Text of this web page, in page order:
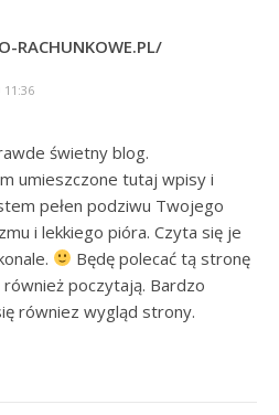
RACHUNKOWE.PL/
11:36
świetny blog.
umieszczone tutaj wpisy i
pełen podziwu Twojego
i lekkiego pióra. Czyta się je
Będę polecać tą stronę
również poczytają. Bardzo
równiez wygląd strony.